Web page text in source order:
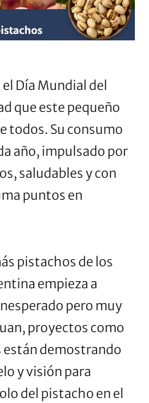
Día Mundial del
que este pequeño
todos. Su consumo
año, impulsado por
saludables y con
puntos en
pistachos de los
empieza a
pero muy
proyectos como
están demostrando
y visión para
del pistacho en el